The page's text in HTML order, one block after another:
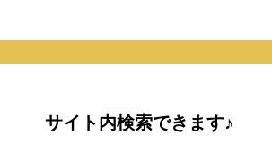
サイト内検索できます♪